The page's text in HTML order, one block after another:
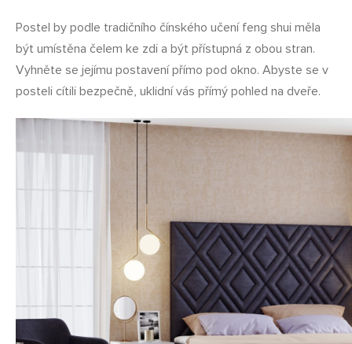
Postel by podle tradičního čínského učení feng shui měla
být umístěna čelem ke zdi a být přístupná z obou stran.
Vyhněte se jejímu postavení přímo pod okno. Abyste se v
posteli cítili bezpečně, uklidní vás přímý pohled na dveře.